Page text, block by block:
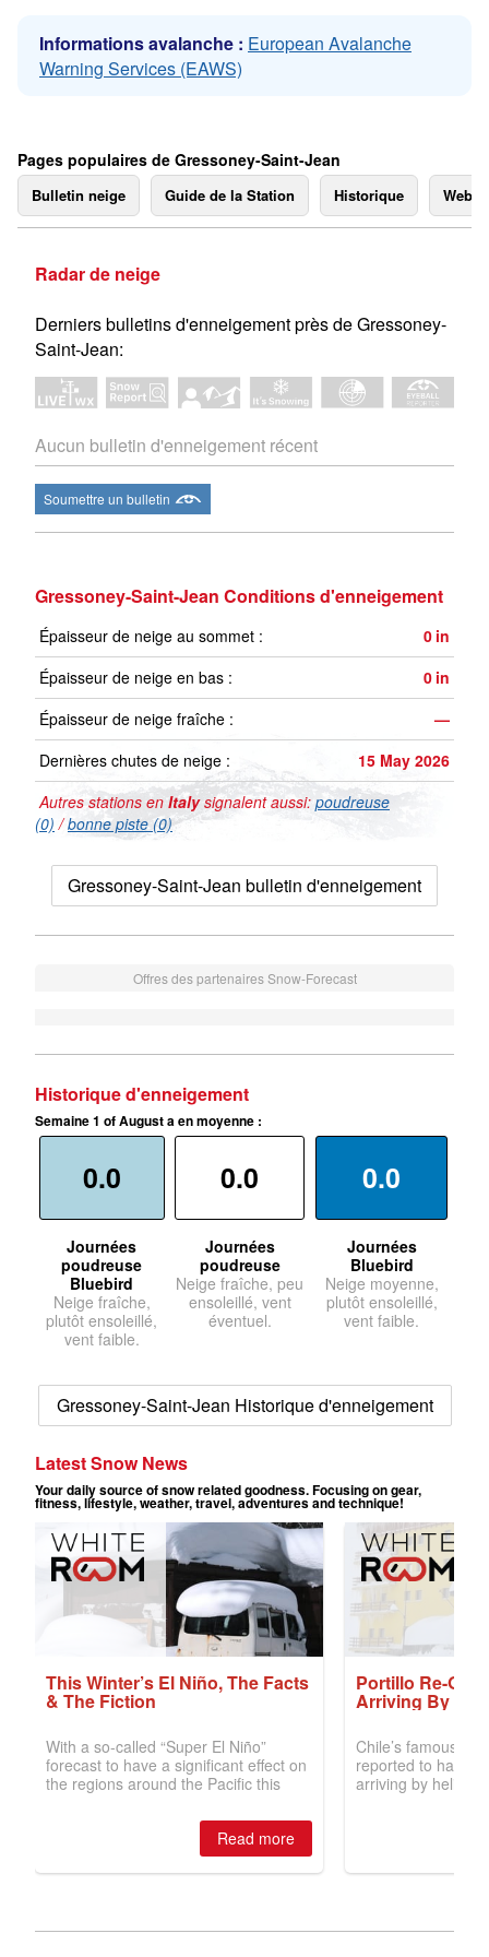
Informations avalanche : European Avalanche
Warning Services (EAWS)
Pages populaires de Gressoney-Saint-Jean
Bulletin neige Guide de la Station Historique
Radar de neige
Derniers bulletins d'enneigement près de Gressoney-
Saint-Jean:
Aucun bulletin d'enneigement récent
Soumettre un bulletin
Gressoney-Saint-Jean Conditions d'enneigement
Épaisseur de neige au sommet : 0 in
Épaisseur de neige en bas :
0 in
Épaisseur de neige fraîche :
—
Dernières chutes de neige :
15 May 2026
Autres stations en Italysignalent aussi: poudreuse
(0) /bonne piste (0)
Gressoney-Saint-Jean bulletin d'enneigement
Offres des partenaires Snow-Forecast
Historique d'enneigement
Semaine 1 of August a en moyenne :
0.0
Journées
poudreuse
Bluebird
Neige fraîche,
plutôt ensoleillé,
vent faible.
0.0
Journées
poudreuse
Neige fraîche, peu
ensoleillé, vent
éventuel.
0.0
Journées
Bluebird
Neige moyenne,
plutôt ensoleillé,
vent faible.
Gressoney-Saint-Jean Historique d'enneigement